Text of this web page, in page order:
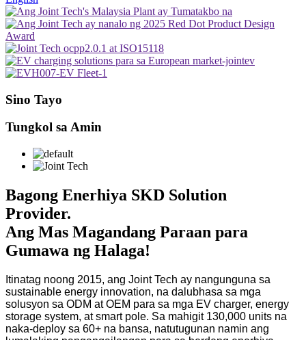
Sino Tayo
Tungkol sa Amin
Bagong Enerhiya SKD Solution
Provider.
Ang Mas Magandang Paraan para
Gumawa ng Halaga!
Itinatag noong 2015, ang Joint Tech ay nangunguna sa
sustainable energy innovation, na dalubhasa sa mga
solusyon sa ODM at OEM para sa mga EV charger, energy
storage system, at smart pole. Sa mahigit 130,000 units na
naka-deploy sa 60+ na bansa, natutugunan namin ang